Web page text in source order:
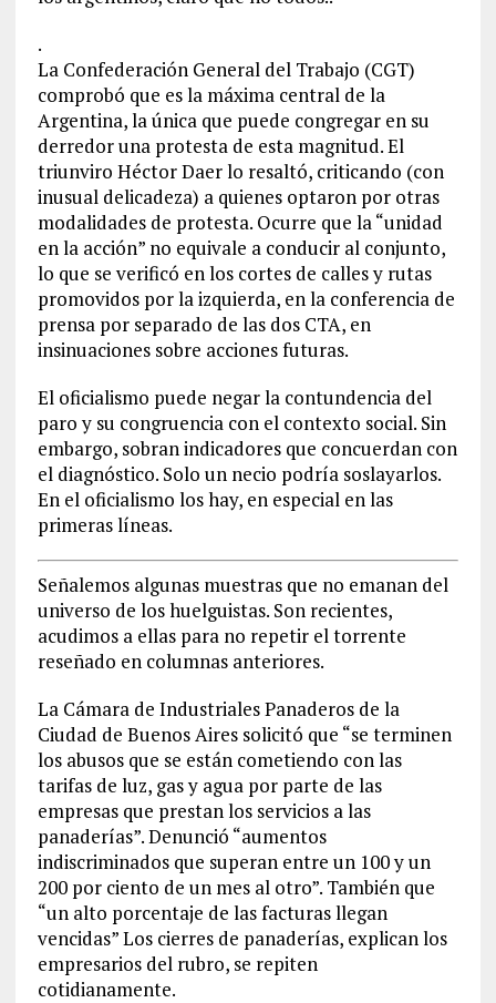
.
La Confederación General del Trabajo (CGT)
comprobó que es la máxima central de la
Argentina, la única que puede congregar en su
derredor una protesta de esta magnitud. El
triunviro Héctor Daer lo resaltó, criticando (con
inusual delicadeza) a quienes optaron por otras
modalidades de protesta. Ocurre que la “unidad
en la acción” no equivale a conducir al conjunto,
lo que se verificó en los cortes de calles y rutas
promovidos por la izquierda, en la conferencia de
prensa por separado de las dos CTA, en
insinuaciones sobre acciones futuras.
El oficialismo puede negar la contundencia del
paro y su congruencia con el contexto social. Sin
embargo, sobran indicadores que concuerdan con
el diagnóstico. Solo un necio podría soslayarlos.
En el oficialismo los hay, en especial en las
primeras líneas.
Señalemos algunas muestras que no emanan del
universo de los huelguistas. Son recientes,
acudimos a ellas para no repetir el torrente
reseñado en columnas anteriores.
La Cámara de Industriales Panaderos de la
Ciudad de Buenos Aires solicitó que “se terminen
los abusos que se están cometiendo con las
tarifas de luz, gas y agua por parte de las
empresas que prestan los servicios a las
panaderías”. Denunció “aumentos
indiscriminados que superan entre un 100 y un
200 por ciento de un mes al otro”. También que
“un alto porcentaje de las facturas llegan
vencidas” Los cierres de panaderías, explican los
empresarios del rubro, se repiten
cotidianamente.